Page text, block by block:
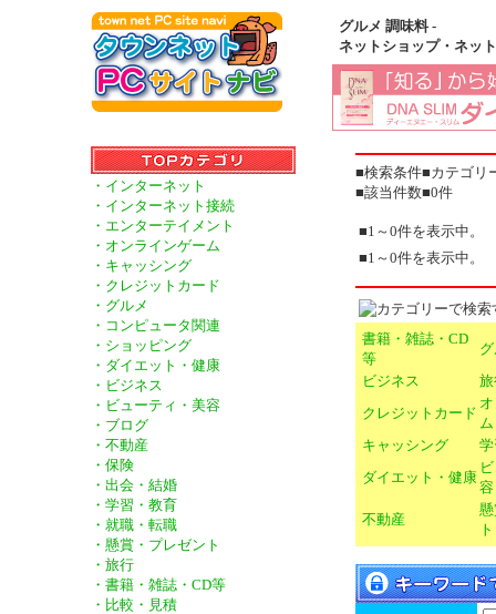
グルメ 調味料 -
ネットショップ・ネッ
・インターネット
・インターネット接続
・エンターテイメント
・オンラインゲーム
・キャッシング
・クレジットカード
・グルメ
・コンピュータ関連
・ショッピング
・ダイエット・健康
・ビジネス
・ビューティ・美容
・ブログ
・不動産
・保険
・出会・結婚
・学習・教育
・就職・転職
・懸賞・プレゼント
・旅行
・書籍・雑誌・CD等
・比較・見積
■検索条件■カテ
■該当件数■0件
■1～0件を表示中。
■1～0件を表示中。
書籍・雑誌・CD
等
ビジネス
クレジットカード
ム
キャッシング
ダイエット・健康
容
不動産
ト